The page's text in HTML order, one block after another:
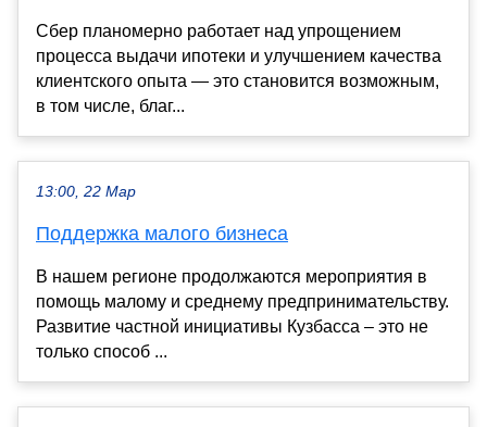
Сбер планомерно работает над упрощением
процесса выдачи ипотеки и улучшением качества
клиентского опыта — это становится возможным,
в том числе, благ...
13:00, 22 Мар
Поддержка малого бизнеса
В нашем регионе продолжаются мероприятия в
помощь малому и среднему предпринимательству.
Развитие частной инициативы Кузбасса – это не
только способ ...